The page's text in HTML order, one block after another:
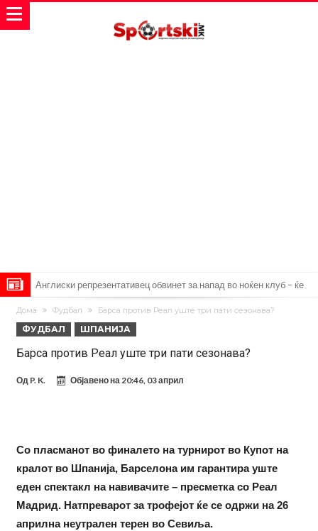
Англиски репрезентативец обвинет за напад во ноќен клуб – ќе
оди на суд!
Дилеми повеќе нема: Познато е кога Родри ќе стане новиот
фудбалер на Барселона
Ливерпул и Арсенал влегуваат во „војна“ поради фудбалер
вреден 69 милиони евра!
Кој го убеди Родри да ја избере Барселона?
Инфантино го возвраќа ударот, кој сè досега го поддржал?
паричникот – ќе има уште засилувања!
После распродажба, време е Њукасл да ја отвори касата, дали
има 100.000.000 евра за да ги задоволи Германците?
Ова што се случи на другиот крај од планетата најдобро покажува
кој е и што е Лука Модриќ
Феран Торес кажал “да” на Пари Сен Жермен
Дома Фудбал Барса против Реал уште три пати сезонава?
ФУДБАЛ ШПАНИЈА
Барса против Реал уште три пати сезонава?
Од P. K. Објавено на 20:46, 03 април
Со пласманот во финалето на турнирот во Купот на
кралот во Шпанија, Барселона им гарантира уште
еден спектакл на навивачите – пресметка со Реал
Мадрид. Натпреварот за трофејот ќе се одржи на 26
априлна неутрален терен во Севиља.